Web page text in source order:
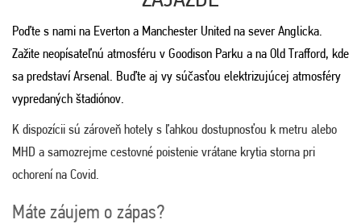
Poďte s nami na Everton a Manchester United na sever Anglicka.
Zažite neopísateľnú atmosféru v Goodison Parku a na Old Trafford, kde
sa predstaví Arsenal. Buďte aj vy súčasťou elektrizujúcej atmosféry
vypredaných štadiónov.
K dispozícii sú zároveň hotely s ľahkou dostupnosťou k metru alebo
MHD a samozrejme cestovné poistenie vrátane krytia storna pri
ochorení na Covid.
Máte záujem o zápas?